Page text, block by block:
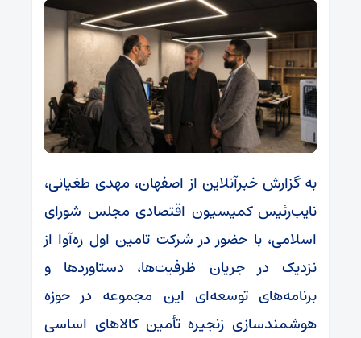
به گزارش خبرآنلاین از اصفهان، مهدی طغیانی،
نایب‌رئیس کمیسیون اقتصادی مجلس شورای
اسلامی، با حضور در شرکت تامین اول ره‌آوا از
نزدیک در جریان ظرفیت‌ها، دستاوردها و
برنامه‌های توسعه‌ای این مجموعه در حوزه
هوشمندسازی زنجیره تأمین کالاهای اساسی